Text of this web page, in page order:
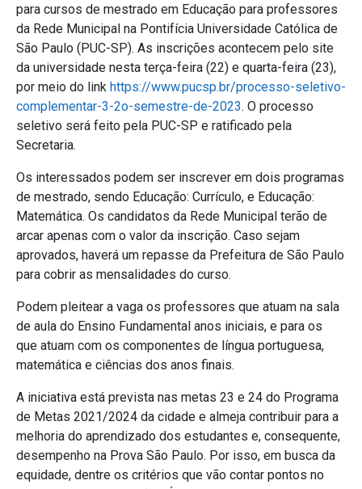
para cursos de mestrado em Educação para professores
da Rede Municipal na Pontifícia Universidade Católica de
São Paulo (PUC-SP). As inscrições acontecem pelo site
da universidade nesta terça-feira (22) e quarta-feira (23),
por meio do link https://www.pucsp.br/processo-seletivo-
complementar-3-2o-semestre-de-2023. O processo
seletivo será feito pela PUC-SP e ratificado pela
Secretaria.
Os interessados podem ser inscrever em dois programas
de mestrado, sendo Educação: Currículo, e Educação:
Matemática. Os candidatos da Rede Municipal terão de
arcar apenas com o valor da inscrição. Caso sejam
aprovados, haverá um repasse da Prefeitura de São Paulo
para cobrir as mensalidades do curso.
Podem pleitear a vaga os professores que atuam na sala
de aula do Ensino Fundamental anos iniciais, e para os
que atuam com os componentes de língua portuguesa,
matemática e ciências dos anos finais.
A iniciativa está prevista nas metas 23 e 24 do Programa
de Metas 2021/2024 da cidade e almeja contribuir para a
melhoria do aprendizado dos estudantes e, consequente,
desempenho na Prova São Paulo. Por isso, em busca da
equidade, dentre os critérios que vão contar pontos no